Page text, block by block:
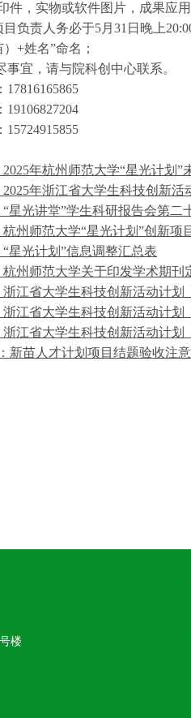
件，实物或软件图片，成果应
目负责人务必于5月31日晚上
+姓名”命名；
事宜，请与院科创中心联系。
17816165865
19106827204
15724915855
2025年杭州师范大学“星光计划”
2025年浙江省大学生科技创新
“星光讲堂”学生科研报告会第二
杭州师范大学“星光计划”创新项
“星光计划”信息调整汇总表
杭州师范大学关于印发学术期刊
浙江省大学生科技创新活动计
浙江省大学生科技创新活动计
浙江省大学生科技创新活动计
新苗人才计划项目结题验收注
楼